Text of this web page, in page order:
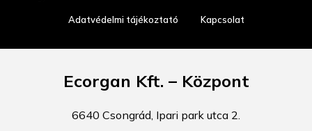
Adatvédelmi tájékoztató Kapcsolat
Ecorgan Kft. – Központ
6640 Csongrád, Ipari park utca 2.